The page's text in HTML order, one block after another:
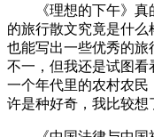
《理想的下午》真
的旅行散文究竟是什
也能写出一些优秀的旅
不一，但我还是试图
一个年代里的农村农
许是种好奇，我比较想